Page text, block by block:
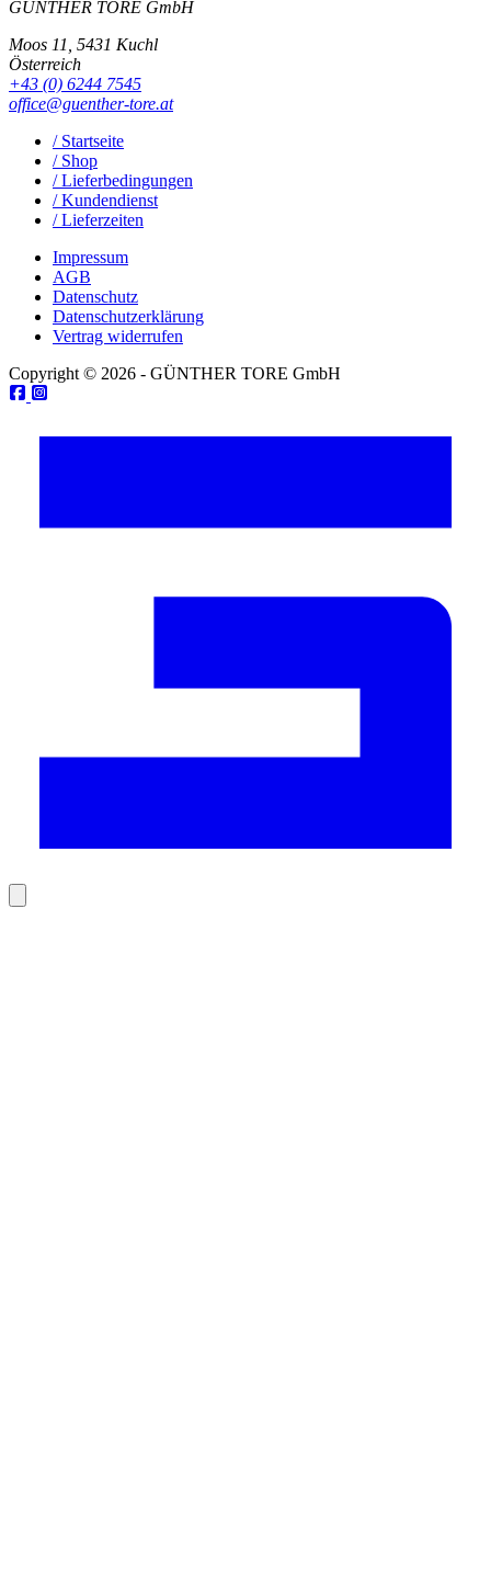
GÜNTHER TORE GmbH
Moos 11, 5431 Kuchl
Österreich
+43 (0) 6244 7545
office@guenther-tore.at
/ Startseite
/ Shop
/ Lieferbedingungen
/ Kundendienst
/ Lieferzeiten
Impressum
AGB
Datenschutz
Datenschutzerklärung
Vertrag widerrufen
Copyright © 2026 - GÜNTHER TORE GmbH